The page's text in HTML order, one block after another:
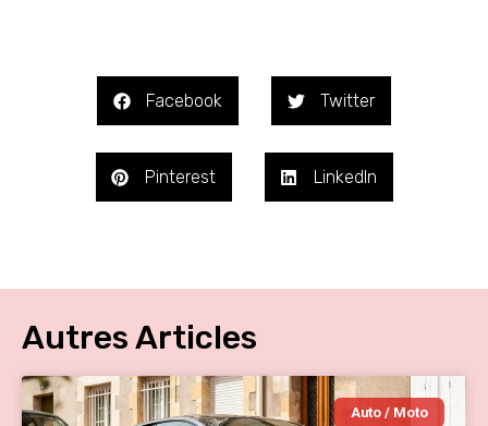
Facebook Twitter
Pinterest LinkedIn
Autres Articles
Auto / Moto